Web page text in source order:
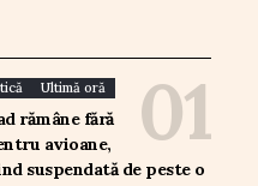
Ultimă oră
rămâne fără
avioane,
suspendată de peste o